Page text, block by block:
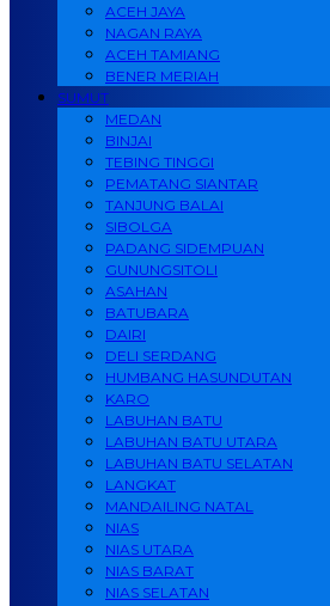
ACEH JAYA
NAGAN RAYA
ACEH TAMIANG
BENER MERIAH
SUMUT
MEDAN
BINJAI
TEBING TINGGI
PEMATANG SIANTAR
TANJUNG BALAI
SIBOLGA
PADANG SIDEMPUAN
GUNUNGSITOLI
ASAHAN
BATUBARA
DAIRI
DELI SERDANG
HUMBANG HASUNDUTAN
KARO
LABUHAN BATU
LABUHAN BATU UTARA
LABUHAN BATU SELATAN
LANGKAT
MANDAILING NATAL
NIAS
NIAS UTARA
NIAS BARAT
NIAS SELATAN